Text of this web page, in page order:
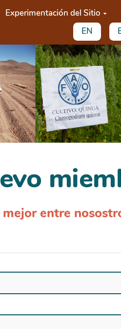
Experimentación del Sitio
EN
entre